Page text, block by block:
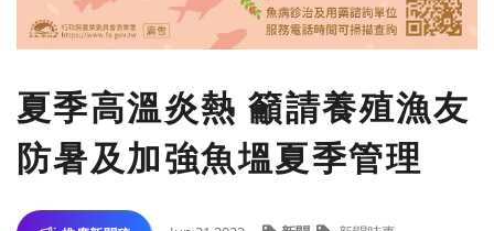
夏季高溫炎熱 籲請養殖漁友
防暑及加強魚塭夏季管理